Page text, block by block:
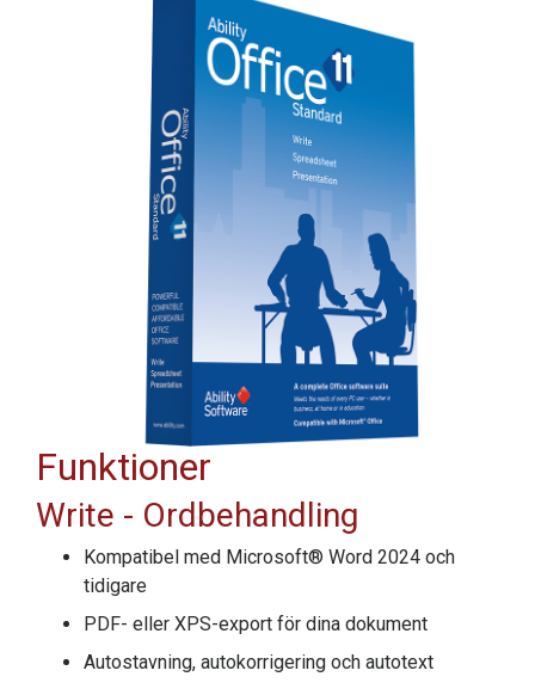
Funktioner
Write - Ordbehandling
Kompatibel med Microsoft® Word 2024 och
tidigare
PDF- eller XPS-export för dina dokument
Autostavning, autokorrigering och autotext